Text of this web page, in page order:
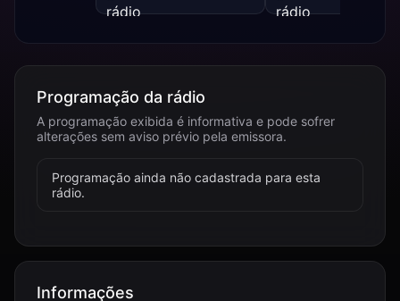
Programação da rádio
A programação exibida é informativa e pode sofrer
alterações sem aviso prévio pela emissora.
Programação ainda não cadastrada para esta
rádio.
Informações